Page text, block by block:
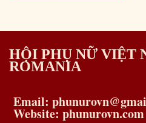
HỘI PHỤ NỮ VIỆT
ROMANIA
Email:
Website: phunurovn.com